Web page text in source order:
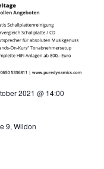
2021 @ 14:00
9, Wildon